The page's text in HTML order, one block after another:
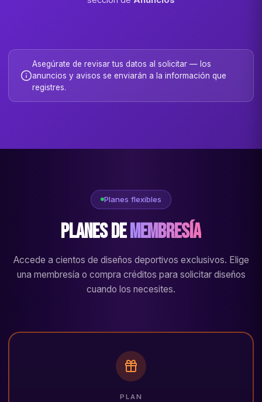
Asegúrate de revisar tus datos al solicitar — los
anuncios y avisos se enviarán a la información que
registres.
Planes flexibles
Planes deMembresía
Accede a cientos de diseños deportivos exclusivos. Elige
una membresía o compra créditos para solicitar diseños
cuando los necesites.
PLAN